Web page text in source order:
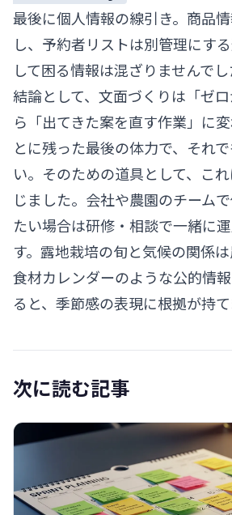
最後に個人情報の線引き。商品
し、予約者リストは別管理にす
して困る情報は混ざりませんでし
結論として、文面づくりは「ゼ
ら「出てきた案を直す作業」に
とに残った最後の体力で、それ
い。そのための道具として、こ
じました。会社や農園のチーム
たい場合は研修・相談で一緒に
す。露地栽培の旬と気候の関係は
食材カレンダーのような公的情
ると、季節感の表現に根拠が持て
次に読む記事